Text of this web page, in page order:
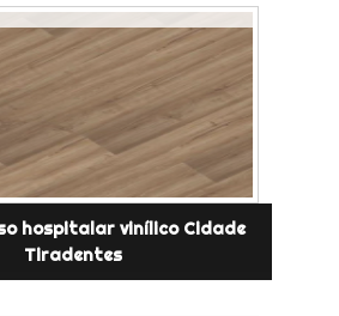
hospitalar vinílico Cidade
Tiradentes